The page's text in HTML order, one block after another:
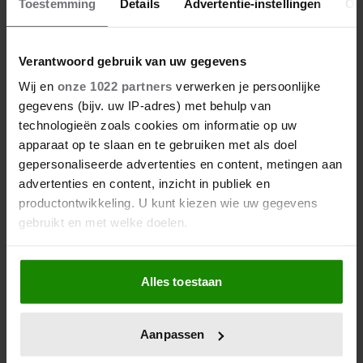
Toestemming Details Advertentie-instellingen
Verantwoord gebruik van uw gegevens
Wij en onze 1022 partners verwerken je persoonlijke
gegevens (bijv. uw IP-adres) met behulp van
technologieën zoals cookies om informatie op uw
apparaat op te slaan en te gebruiken met als doel
gepersonaliseerde advertenties en content, metingen aan
advertenties en content, inzicht in publiek en
productontwikkeling. U kunt kiezen wie uw gegevens
gebruikt en met welke doelen.
Als u het toestaat, willen we ook graag:
Informatie verzamelen over uw geografische
locatie, die tot een paar meter nauwkeurig kan zijn
scannen op specifieke eigenschappen (fingerprinting)
Alles toestaan
Aanpassen
01/08/2026
PRINS HARRY EET IN CALIFORNIË
NOG ALTIJD DÉZE BRITSE KOST
Buitenland